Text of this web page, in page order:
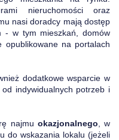
nieruchomości oraz
nasi doradcy mają dostęp
- w tym mieszkań, domów
opublikowane na portalach
dodatkowe wsparcie w
indywidualnych potrzeb i
najmu okazjonalnego , w
do wskazania lokalu (jeżeli